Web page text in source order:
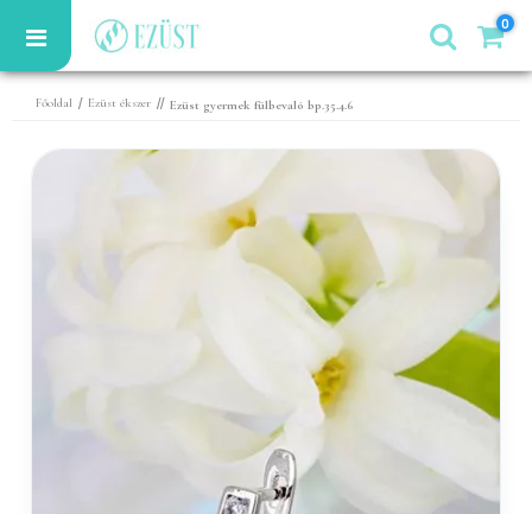
0
Főoldal / Ezüst ékszer // Ezüst gyermek fülbevaló bp.35.4.6